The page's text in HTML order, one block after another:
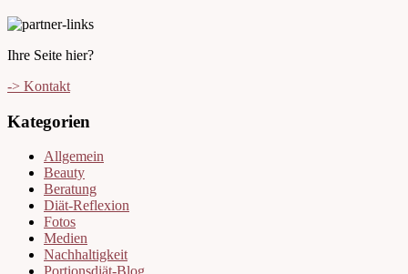
Ihre Seite hier?
-> Kontakt
Kategorien
Allgemein
Beauty
Beratung
Diät-Reflexion
Fotos
Medien
Nachhaltigkeit